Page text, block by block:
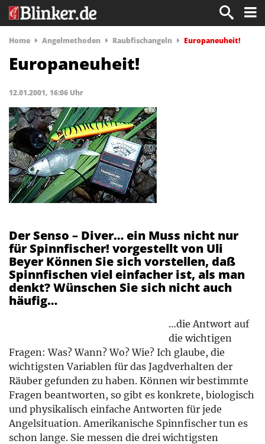
Home Angelmethoden Raubfischangeln Europaneuheit!
Europaneuheit!
12.01.2001, 16:06 Uhr
Der Senso – Diver… ein Muss nicht nur
für Spinnfischer! vorgestellt von Uli
Beyer Können Sie sich vorstellen, daß
Spinnfischen viel einfacher ist, als man
denkt? Wünschen Sie sich nicht auch
häufig…
…die Antwort auf
die wichtigen
Fragen: Was? Wann? Wo? Wie? Ich glaube, die
wichtigsten Variablen für das Jagdverhalten der
Räuber gefunden zu haben. Können wir bestimmte
Fragen beantworten, so gibt es konkrete, biologisch
und physikalisch einfache Antworten für jede
Angelsituation. Amerikanische Spinnfischer tun es
schon lange. Sie messen die drei wichtigsten